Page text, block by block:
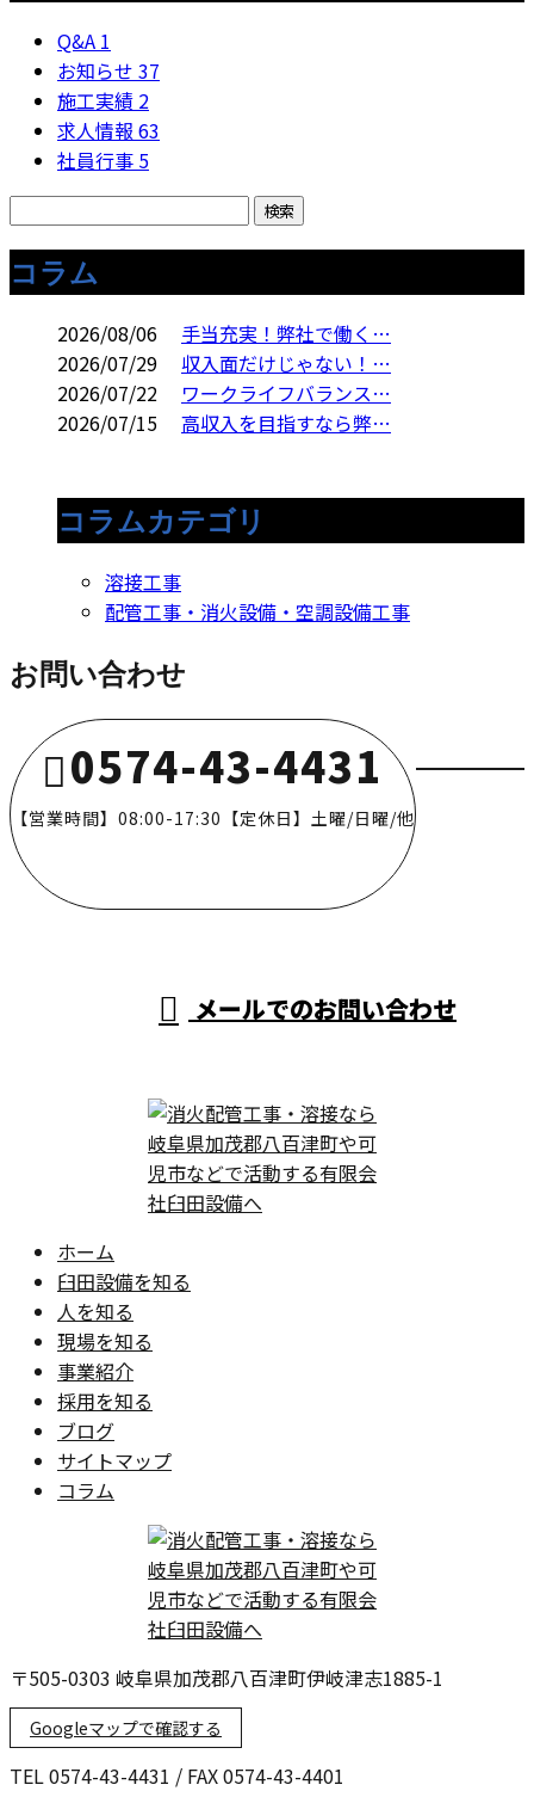
Q&A 1
お知らせ 37
施工実績 2
求人情報 63
社員行事 5
コラム
2026/08/06
手当充実！弊社で働く…
2026/07/29
収入面だけじゃない！…
2026/07/22
ワークライフバランス…
2026/07/15
高収入を目指すなら弊…
コラムカテゴリ
溶接工事
配管工事・消火設備・空調設備工事
お問い合わせ
0574-43-4431
【営業時間】08:00-17:30【定休日】土曜/日曜/他
メールでのお問い合わせ
ホーム
臼田設備を知る
人を知る
現場を知る
事業紹介
採用を知る
ブログ
サイトマップ
コラム
〒505-0303 岐阜県加茂郡八百津町伊岐津志1885-1
Googleマップで確認する
TEL 0574-43-4431 / FAX 0574-43-4401